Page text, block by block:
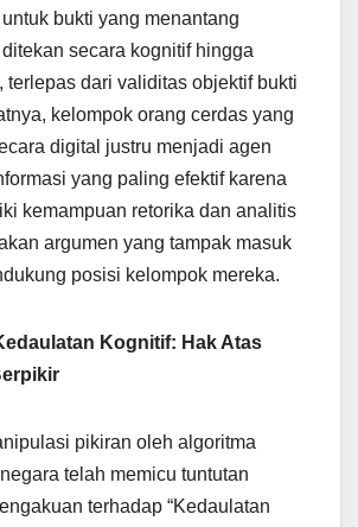
bukti yang menantang
secara kognitif hingga
terlepas dari validitas objektif bukti
kelompok orang cerdas yang
digital justru menjadi agen
yang paling efektif karena
kemampuan retorika dan analitis
argumen yang tampak masuk
posisi kelompok mereka.
Kognitif: Hak Atas
pikiran oleh algoritma
telah memicu tuntutan
terhadap “Kedaulatan